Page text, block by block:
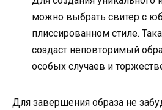
можно выбрать свитер с
плиссированном стиле.
создаст неповторимый
особых случаев и
Для завершения образа не